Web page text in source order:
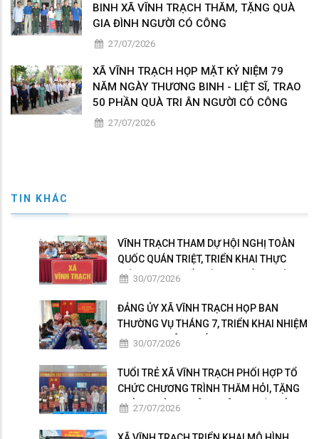
BINH XÃ VĨNH TRẠCH THĂM, TẶNG QUÀ
GIA ĐÌNH NGƯỜI CÓ CÔNG
27/07/2026
XÃ VĨNH TRẠCH HỌP MẶT KỶ NIỆM 79
NĂM NGÀY THƯƠNG BINH - LIỆT SĨ, TRAO
50 PHẦN QUÀ TRI ÂN NGƯỜI CÓ CÔNG
27/07/2026
TIN KHÁC
VĨNH TRẠCH THAM DỰ HỘI NGHỊ TOÀN
QUỐC QUÁN TRIỆT, TRIỂN KHAI THỰC
HIỆN NGHỊ QUYẾT HỘI NGHỊ LẦN THỨ BA
KHÓA XIV
30/07/2026
ĐẢNG ỦY XÃ VĨNH TRẠCH HỌP BAN
THƯỜNG VỤ THÁNG 7, TRIỂN KHAI NHIỆM
VỤ TRỌNG TÂM THÁNG 8
30/07/2026
TUỔI TRẺ XÃ VĨNH TRẠCH PHỐI HỢP TỔ
CHỨC CHƯƠNG TRÌNH THĂM HỎI, TẶNG
QUÀ GIA ĐÌNH THÂN NHÂN NGƯỜI CÓ
27/07/2026